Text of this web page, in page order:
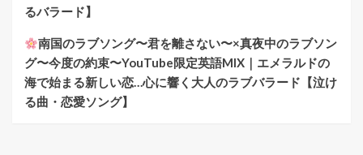
るバラード】
南国のラブソング〜君を離さない〜×真夜中のラブソン
グ〜今度の約束〜YouTube限定英語MIX｜エメラルドの
海で始まる新しい恋…心に響く大人のラブバラード【泣け
る曲・恋愛ソング】